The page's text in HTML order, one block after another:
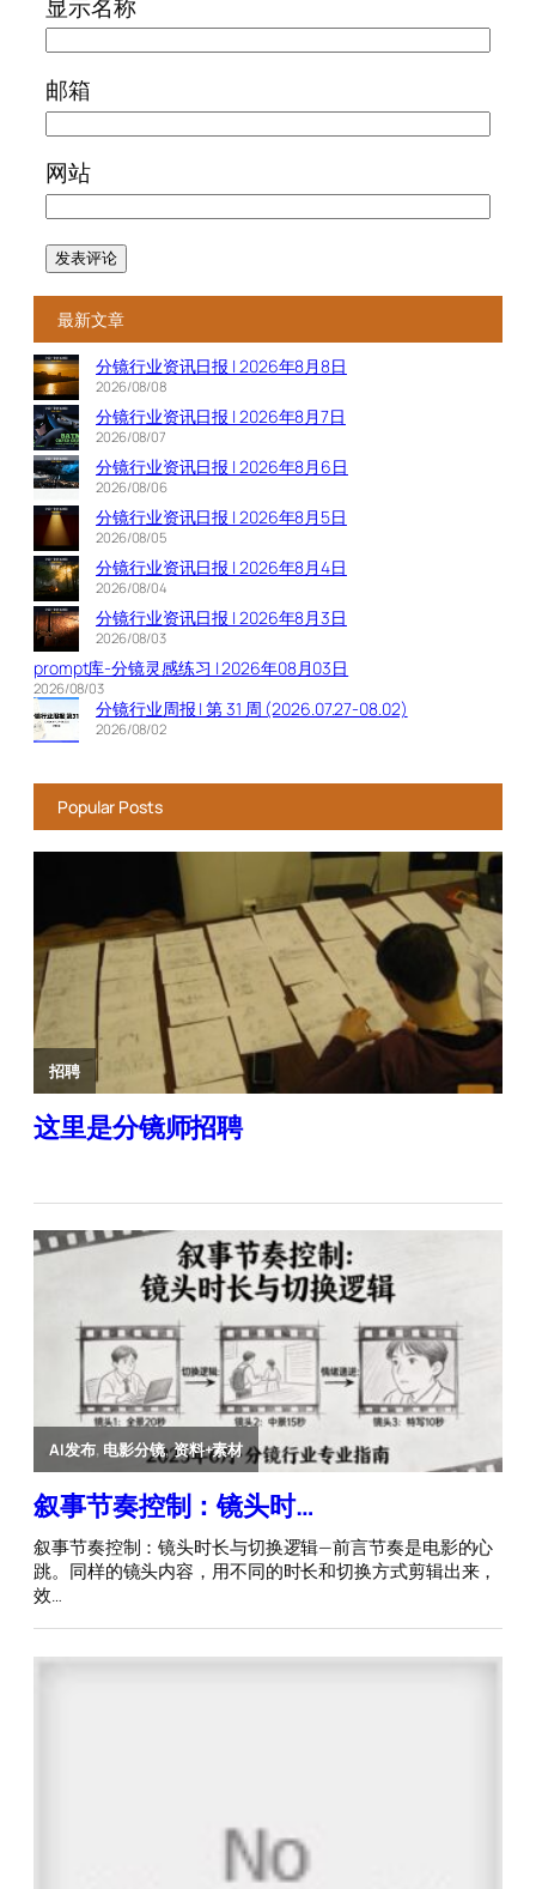
显示名称
邮箱
网站
最新文章
分镜行业资讯日报 | 2026年8月8日
2026/08/08
分镜行业资讯日报 | 2026年8月7日
2026/08/07
分镜行业资讯日报 | 2026年8月6日
2026/08/06
分镜行业资讯日报 | 2026年8月5日
2026/08/05
分镜行业资讯日报 | 2026年8月4日
2026/08/04
分镜行业资讯日报 | 2026年8月3日
2026/08/03
prompt库-分镜灵感练习 | 2026年08月03日
2026/08/03
分镜行业周报 | 第 31 周 (2026.07.27-08.02)
2026/08/02
Popular Posts